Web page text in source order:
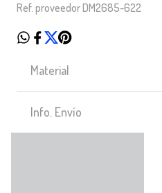
Ref. proveedor DM2685-622
Material
Info. Envío